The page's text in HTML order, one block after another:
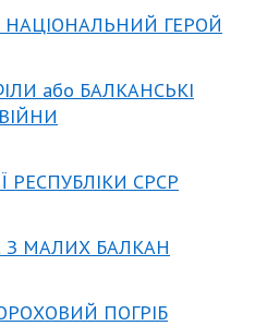
НАЦІОНАЛЬНИЙ ГЕРОЙ
або БАЛКАНСЬКІ
РЕСПУБЛІКИ СРСР
З МАЛИХ БАЛКАН
ПОГРІБ